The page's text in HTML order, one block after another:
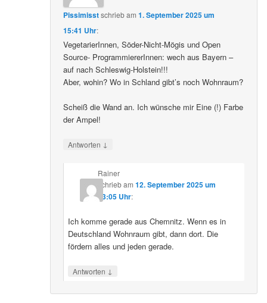
Pissimisstschriebam1. September 2025 um
15:41 Uhr:
VegetarierInnen, Söder-Nicht-Mögis und Open
Source- ProgrammiererInnen: wech aus Bayern –
auf nach Schleswig-Holstein!!!
Aber, wohin? Wo in Schland gibt’s noch Wohnraum?
Scheiß die Wand an. Ich wünsche mir Eine (!) Farbe
der Ampel!
Antworten ↓
Rainer
schriebam 12. September 2025 um
23:05 Uhr:
Ich komme gerade aus Chemnitz. Wenn es in
Deutschland Wohnraum gibt, dann dort. Die
fördern alles und jeden gerade.
Antworten ↓